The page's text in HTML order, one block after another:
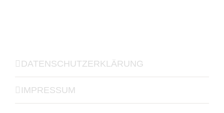
DATENSCHUTZERKLÄRUNG
IMPRESSUM